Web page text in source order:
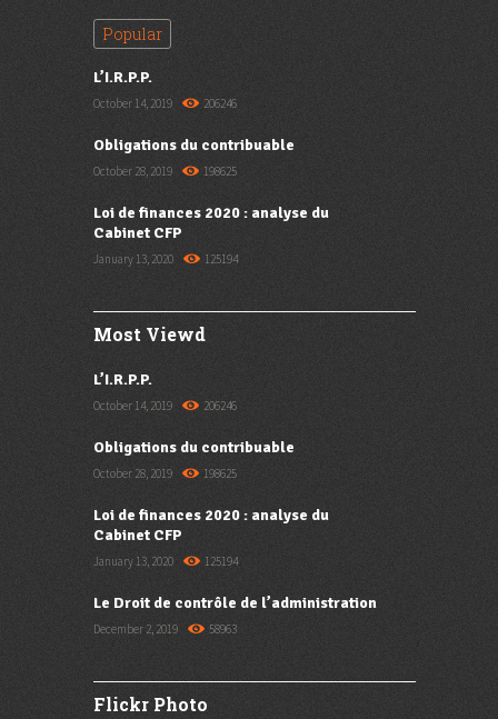
Popular
L’I.R.P.P.
October 14, 2019 206246
Obligations du contribuable
October 28, 2019 198625
Loi de finances 2020 : analyse du
Cabinet CFP
January 13, 2020 125194
Most Viewd
L’I.R.P.P.
October 14, 2019 206246
Obligations du contribuable
October 28, 2019 198625
Loi de finances 2020 : analyse du
Cabinet CFP
January 13, 2020 125194
Le Droit de contrôle de l’administration
December 2, 2019 58963
Flickr Photo